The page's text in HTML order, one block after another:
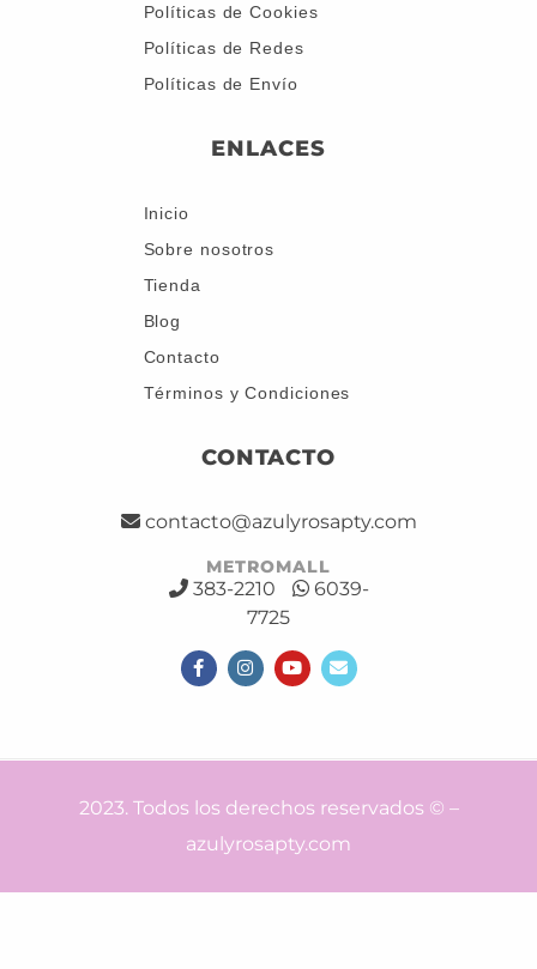
Políticas de Cookies
Políticas de Redes
Políticas de Envío
ENLACES
Inicio
Sobre nosotros
Tienda
Blog
Contacto
Términos y Condiciones
CONTACTO
contacto@azulyrosapty.com
METROMALL
383-2210
6039-
7725
2023. Todos los derechos reservados © –
azulyrosapty.com